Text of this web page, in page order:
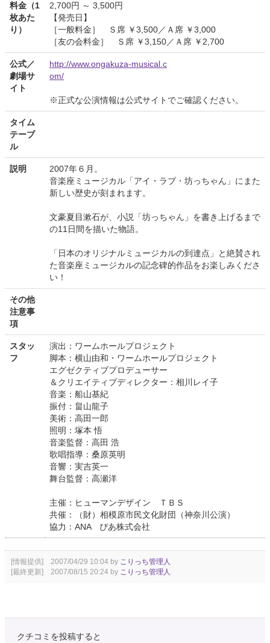
料金（1
枚あた
り）
2,700円 ～ 3,500円
【発売日】
［一般料金］ Ｓ席 ￥3,500／Ａ席 ￥3,000
［友の会料金］ Ｓ席 ￥3,150／Ａ席 ￥2,700
公式／
劇場サ
イト
http://www.ongakuza-musical.c
om/
※正式な公演情報は公式サイトでご確認ください。
タイム
テーブ
ル
説明
2007年６月。
音楽座ミュージカル「アイ・ラブ・坊っちゃん」にまた
新しい歴史が刻まれます。
文豪夏目漱石が、小説「坊っちゃん」を書き上げるまで
の11日間を描いた物語。
「日本のオリジナルミュージカルの到達点」と絶賛され
た音楽座ミュージカルの記念碑的作品をお楽しみくださ
い！
その他
注意事
項
スタッ
フ
演出：ワームホールプロジェクト
脚本：横山由和・ワームホールプロジェクト
エグゼクティブプロデューサー
＆クリエイティブディレクター：相川レイ子
音楽：船山基紀
振付：畠山龍子
美術：高田一郎
照明：塚本 悟
音楽監督：高田 浩
歌唱指導：桑原英明
音響：実吉英一
舞台監督：高瀬洋
主催：ヒューマンデザイン ＴＢＳ
共催：（財）相模原市民文化財団（神奈川公演）
協力：ANA ぴあ株式会社
[情報提供] 2007/04/29 10:04 by こりっち管理人
[最終更新] 2007/08/15 20:24 by こりっち管理人
クチコミを投稿すると